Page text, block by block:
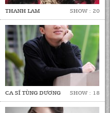
THANH LAM SHOW : 20
CA SĨ TÙNG DƯƠNG SHOW : 18